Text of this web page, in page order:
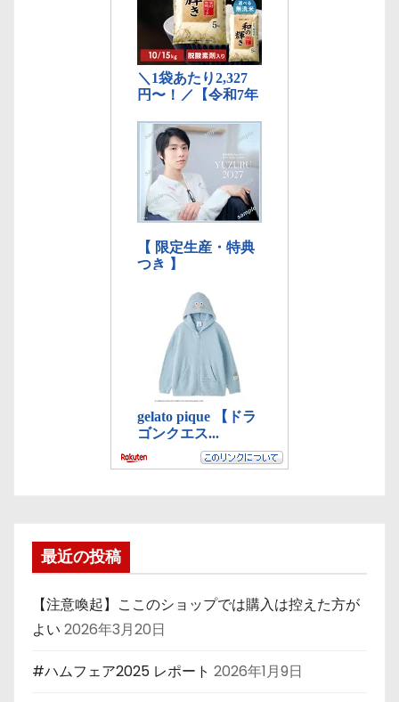
最近の投稿
【注意喚起】ここのショップでは購入は控えた方が
よい 2026年3月20日
#ハムフェア2025 レポート 2026年1月9日